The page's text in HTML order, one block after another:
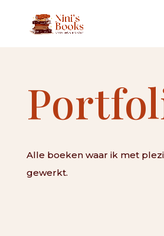
Alle boeken waar ik met
gewerkt.